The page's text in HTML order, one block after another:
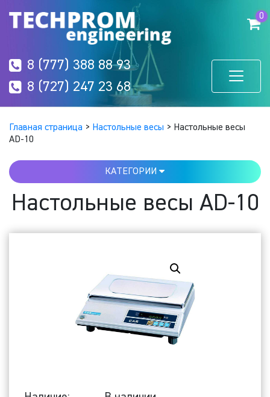
0
8 (777) 388 88 93
8 (727) 247 23 68
Главная страница > Настольные весы > Настольные весы
AD-10
КАТЕГОРИИ
Настольные весы AD-10